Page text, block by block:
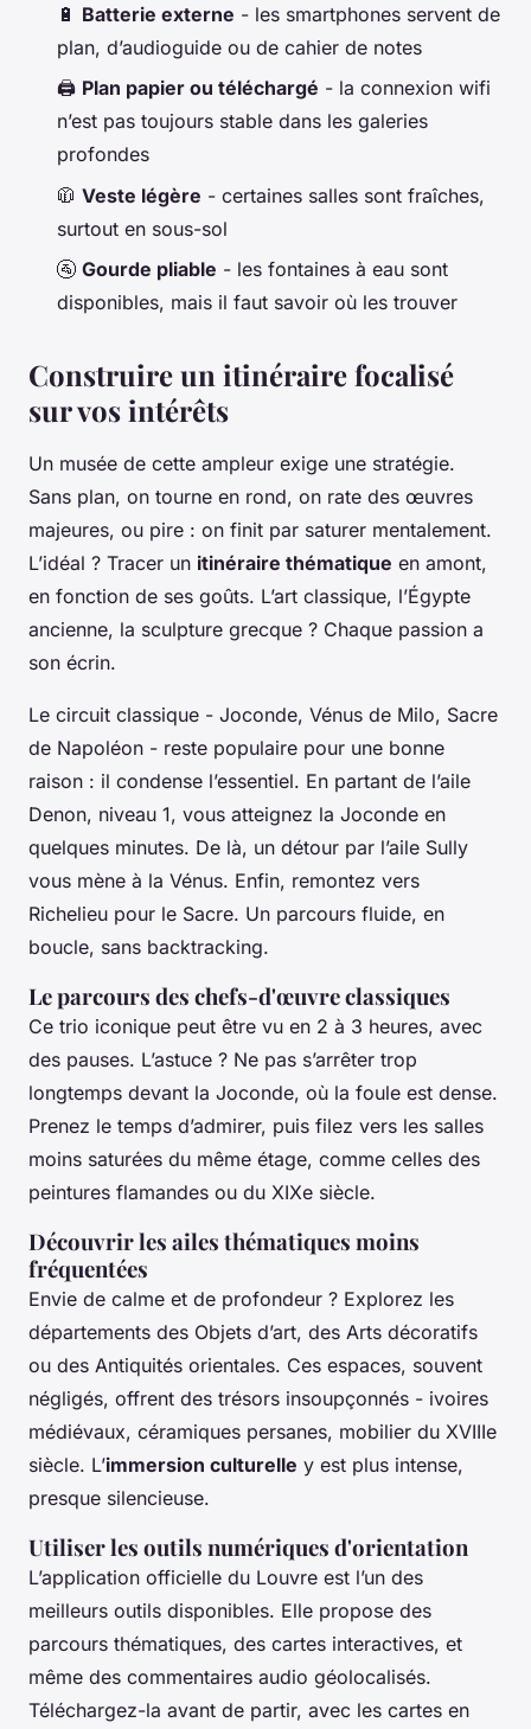
🔋 Batterie externe - les smartphones servent de
plan, d’audioguide ou de cahier de notes
🖨️ Plan papier ou téléchargé - la connexion wifi
n’est pas toujours stable dans les galeries
profondes
🧥 Veste légère - certaines salles sont fraîches,
surtout en sous-sol
🚰 Gourde pliable - les fontaines à eau sont
disponibles, mais il faut savoir où les trouver
Construire un itinéraire focalisé
sur vos intérêts
Un musée de cette ampleur exige une stratégie.
Sans plan, on tourne en rond, on rate des œuvres
majeures, ou pire : on finit par saturer mentalement.
L’idéal ? Tracer un itinéraire thématique en amont,
en fonction de ses goûts. L’art classique, l’Égypte
ancienne, la sculpture grecque ? Chaque passion a
son écrin.
Le circuit classique - Joconde, Vénus de Milo, Sacre
de Napoléon - reste populaire pour une bonne
raison : il condense l’essentiel. En partant de l’aile
Denon, niveau 1, vous atteignez la Joconde en
quelques minutes. De là, un détour par l’aile Sully
vous mène à la Vénus. Enfin, remontez vers
Richelieu pour le Sacre. Un parcours fluide, en
boucle, sans backtracking.
Le parcours des chefs-d'œuvre classiques
Ce trio iconique peut être vu en 2 à 3 heures, avec
des pauses. L’astuce ? Ne pas s’arrêter trop
longtemps devant la Joconde, où la foule est dense.
Prenez le temps d’admirer, puis filez vers les salles
moins saturées du même étage, comme celles des
peintures flamandes ou du XIXe siècle.
Découvrir les ailes thématiques moins
fréquentées
Envie de calme et de profondeur ? Explorez les
départements des Objets d’art, des Arts décoratifs
ou des Antiquités orientales. Ces espaces, souvent
négligés, offrent des trésors insoupçonnés - ivoires
médiévaux, céramiques persanes, mobilier du XVIIIe
siècle. L’immersion culturelle y est plus intense,
presque silencieuse.
Utiliser les outils numériques d'orientation
L’application officielle du Louvre est l’un des
meilleurs outils disponibles. Elle propose des
parcours thématiques, des cartes interactives, et
même des commentaires audio géolocalisés.
Téléchargez-la avant de partir, avec les cartes en